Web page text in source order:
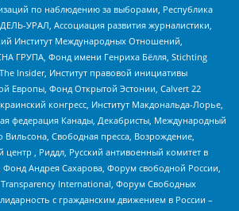
по наблюдению за выборами, Республика
УРАЛ, Ассоциация развития журналистики,
Институт Международных Отношений,
ГРУПА, Фонд имени Генриха Бёлля, Stichting
Insider, Институт правовой инициативы
Европы, Фонд Открытой Эстонии, Calvert 22
конгресс, Институт Макдональда-Лорье,
федерация Канады, Декабристы, Международный
Свободная пресса, Возрождение,
центр , Риддл, Русский антивоенный комитет в
Андрея Сахарова, Форум свободной России,
International, Форум Свободных
с гражданским движением в России –